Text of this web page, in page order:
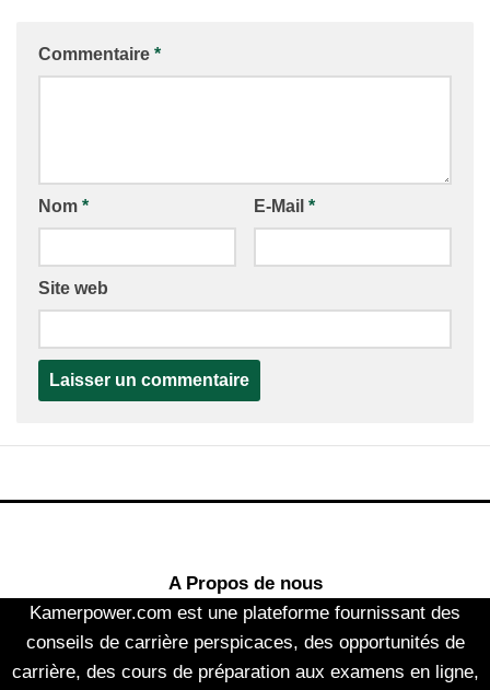
Commentaire *
Nom * E-Mail *
Site web
A Propos de nous
Kamerpower.com est une plateforme fournissant des
conseils de carrière perspicaces, des opportunités de
carrière, des cours de préparation aux examens en ligne,